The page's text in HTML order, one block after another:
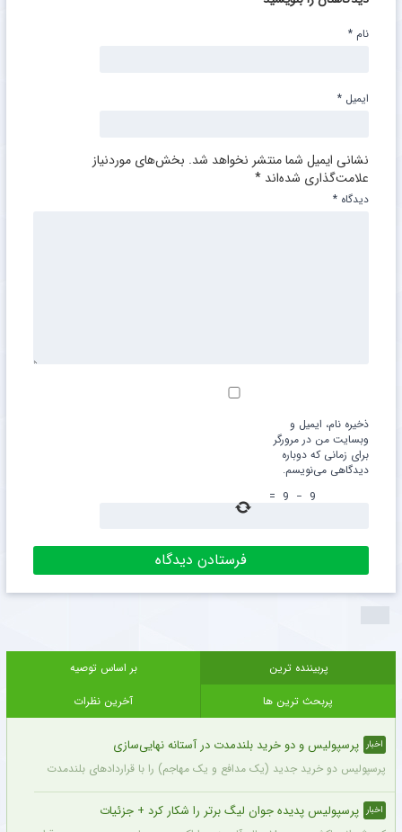
نشانی ایمیل شما منتشر نخواهد شد. بخش‌های موردنیاز
علامت‌گذاری شده‌اند *
دیدگاه *
نام *
ایمیل *
ذخیره نام، ایمیل و
وبسایت من در مرورگر
برای زمانی که دوباره
دیدگاهی می‌نویسم.
9
−
9
=
پربیننده ترین
بر اساس توصیه
پربحث ترین ها
آخرین نظرات
اخبار پرسپولیس و دو خرید بلندمدت در آستانه نهایی‌سازی
پرسپولیس دو خرید جدید (یک مدافع و یک مهاجم) را با قراردادهای بلندمدت نهایی کرده
اخبار پرسپولیس پدیده جوان لیگ برتر را شکار کرد + جزئیات